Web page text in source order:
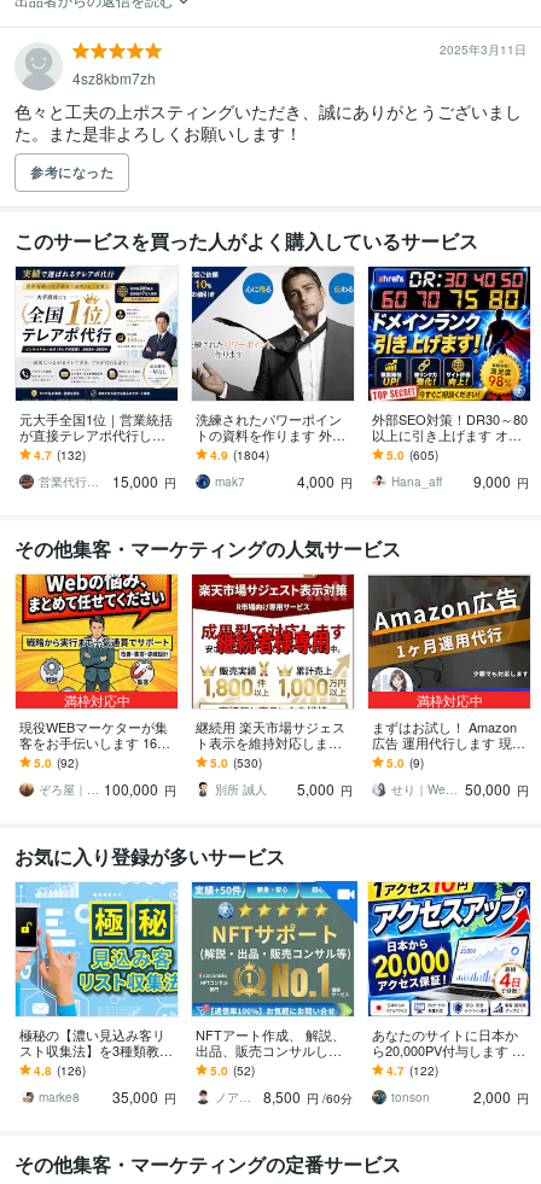
2025年3月11日
4sz8kbm7zh
色々と工夫の上ポスティングいただき、誠にありがとうございまし
た。また是非よろしくお願いします！
参考になった
このサービスを買った人がよく購入しているサービス
元大手全国1位｜営業統括
が直接テレアポ代行しま
す IS代行実績150社超え！
高品質・高実績で追加費
用一切不要！
4.7 (132)
営業代行・SNSのプロ 〜コアタクト〜
15,000 円
洗練されたパワーポイン
トの資料を作ります 外資
系企業のビジネスのプロ
が差がつくパワーポイン
トをご提供！
4.9 (1804)
mak7
4,000 円
外部SEO対策！DR30～80
以上に引き上げます オプ
ションでDR40,DR50,DR6
0,DR70以上も可能
5.0 (605)
Hana_aff
9,000 円
その他集客・マーケティングの人気サービス
満枠対応中
現役WEBマーケターが集
客をお手伝いします 16の
ノウハウから御社に合っ
た方法と戦略を進呈！！
5.0 (92)
ぞろ屋｜勝てるホームページ作成会社 100,000 円
継続用 楽天市場サジェス
ト表示を維持対応します
成果達成後の表示維持・
再対応を行います
5.0 (530)
別所 誠人
5,000 円
満枠対応中
まずはお試し！ Amazon
広告 運用代行します 現役
の1,000万円運用者があな
たの商品の魅力を伝えま
す！
5.0 (9)
せり｜Web広告サポート・運用相談 50,000 円
お気に入り登録が多いサービス
極秘の【濃い見込み客リ
スト収集法】を3種類教え
ます ■【広告費ゼロで収
集】応援キャンペーン！
4.8 (126)
marke8
35,000 円
NFTアート作成、 解説、
出品、販売コンサルしま
す ●NFT取引経験5年・日
英バイリンガルのプロが
サポート●
5.0 (52)
ノア・Noa
8,500 円 /60分
あなたのサイトに日本か
ら20,000PV付与します サ
イト・ブログのアクセス
アップをサポートしま
す！
4.7 (122)
tonson
2,000 円
その他集客・マーケティングの定番サービス